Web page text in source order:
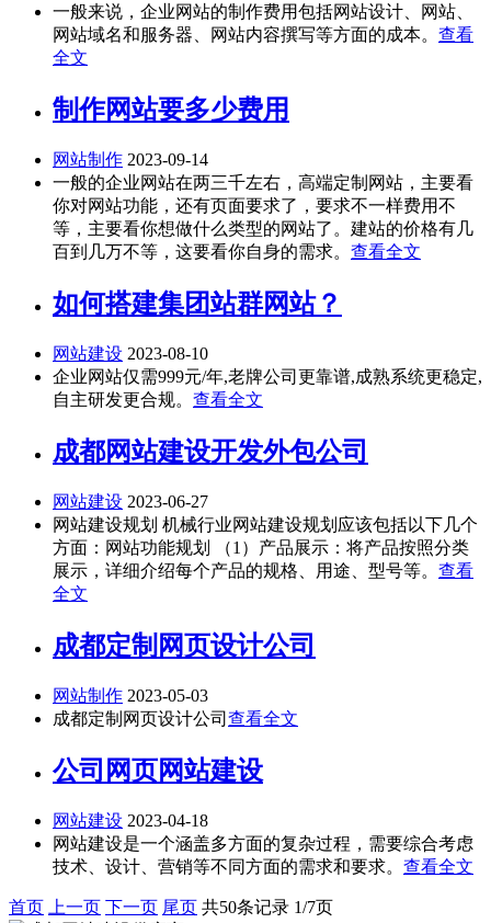
一般来说，企业网站的制作费用包括网站设计、网站、
网站域名和服务器、网站内容撰写等方面的成本。 查看
全文
制作网站要多少费用
网站制作 2023-09-14
一般的企业网站在两三千左右，高端定制网站，主要看
你对网站功能，还有页面要求了，要求不一样费用不
等，主要看你想做什么类型的网站了。建站的价格有几
百到几万不等，这要看你自身的需求。 查看全文
如何搭建集团站群网站？
网站建设 2023-08-10
企业网站仅需999元/年,老牌公司更靠谱,成熟系统更稳定,
自主研发更合规。 查看全文
成都网站建设开发外包公司
网站建设 2023-06-27
网站建设规划 机械行业网站建设规划应该包括以下几个
方面：网站功能规划 （1）产品展示：将产品按照分类
展示，详细介绍每个产品的规格、用途、型号等。 查看
全文
成都定制网页设计公司
网站制作 2023-05-03
成都定制网页设计公司 查看全文
公司网页网站建设
网站建设 2023-04-18
网站建设是一个涵盖多方面的复杂过程，需要综合考虑
技术、设计、营销等不同方面的需求和要求。 查看全文
首页 上一页 下一页 尾页 共50条记录 1/7页